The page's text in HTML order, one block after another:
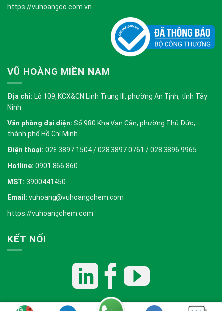
https://vuhoangco.com.vn
VŨ HOÀNG MIỀN NAM
Địa chỉ: Lô 109, KCX&CN Linh Trung III, phường An Tịnh, tỉnh Tây
Ninh
Văn phòng đại diện: Số 980 Kha Vạn Cân, phường Thủ Đức,
thành phố Hồ Chí Minh
Điện thoại: 028 3897 1504 / 028 3897 0761 / 028 3896 9965
Hotline: 0901 866 860
MST: 3900441450
Email: vuhoang@vuhoangchem.com
https://vuhoangchem.com
KẾT NỐI